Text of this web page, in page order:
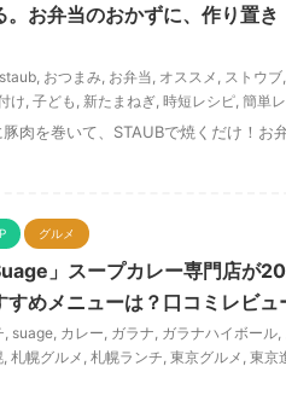
。お弁当のおかずに、作り置き
staub おつまみ お弁当 オススメ ストウブ
け 子ども 新たまねぎ 時短レシピ 簡単
肉を巻いて、STAUBで焼くだけ！お
グルメ
」スープカレー専門店が
すめメニューは？口コミレビュ
suage カレー ガラナ ガラナハイボール
札幌グルメ 札幌ランチ 東京グルメ 東京